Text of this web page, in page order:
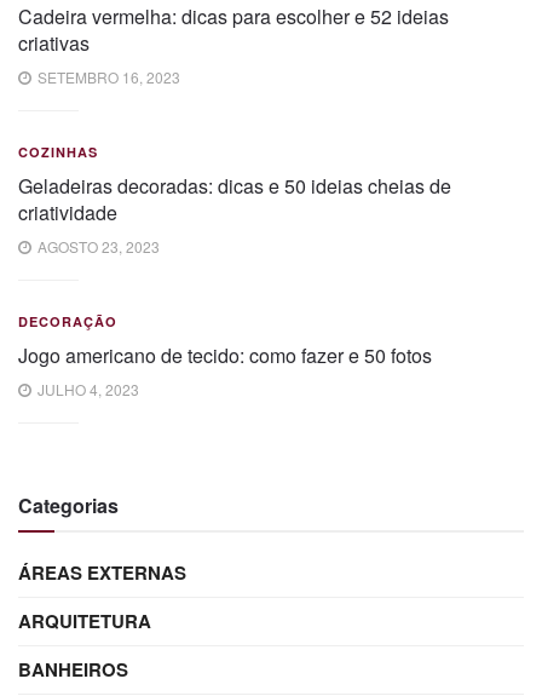
Cadeira vermelha: dicas para escolher e 52 ideias
criativas
SETEMBRO 16, 2023
COZINHAS
Geladeiras decoradas: dicas e 50 ideias cheias de
criatividade
AGOSTO 23, 2023
DECORAÇÃO
Jogo americano de tecido: como fazer e 50 fotos
JULHO 4, 2023
Categorias
ÁREAS EXTERNAS
ARQUITETURA
BANHEIROS